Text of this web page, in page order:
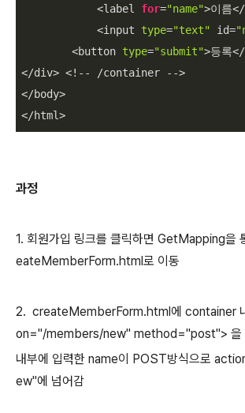
            <label
for="name">이름
            <input
type="text" id=
        <button
type="submit">등록
</div> <!-- /container -->
</body>
</html>
과정
1. 회원가입 링크를 클릭하면 GetMapping
eateMemberForm.html로 이동
2. createMemberForm.html에 container
on="/members/new" method="post"> 을
내부에 입력한 name이 POST방식으로
ew"에 넘어감